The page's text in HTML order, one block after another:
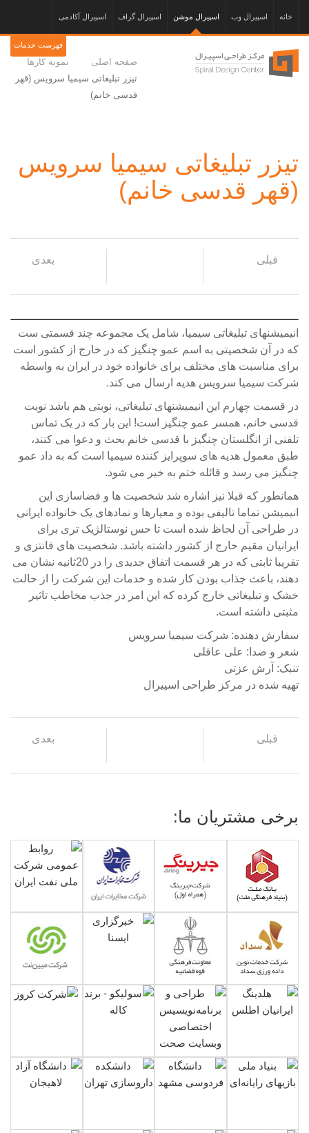
خانه اسپیرال وب اسپیرال موشن اسپیرال گراف اسپیرال آکادمی
فهرست خدمات
صفحه اصلی
نمونه کارها
تیزر تبلیغاتی سیمیا سرویس (قهر
قدسی خانم)
تیزر تبلیغاتی سیمیا سرویس
(قهر قدسی خانم)
قبلی بعدی
انیمیشنهای تبلیغاتی سیمیا، شامل یک مجموعه چند قسمتی ست
که در آن شخصیتی به اسم عمو چنگیز که در خارج از کشور است
برای مناسبت های مختلف برای خانواده خود در ایران به واسطه
شرکت سیمیا سرویس هدیه ارسال می کند.
در قسمت چهارم این انیمیشنهای تبلیغاتی، نوبتی هم باشد نوبت
قدسی خانم، همسر عمو چنگیز است! این بار که در یک تماس
تلفنی از انگلستان چنگیز با قدسی خانم بحث و دعوا می کنند،
طبق معمول هدیه های سوپرایز کننده سیمیا است که به داد عمو
چنگیز می رسد و قائله ختم به خیر می شود.
همانطور که قبلا نیز اشاره شد شخصیت ها و فضاسازی این
انیمیشن تماما تالیفی بوده و معیارها و نمادهای یک خانواده ایرانی
در طراحی آن لحاظ شده است تا حس نوستالژیک تری برای
ایرانیان مقیم خارج از کشور داشته باشد. شخصیت های فانتزی و
تقریبا ثابتی که در هر قسمت اتفاق جدیدی را در 20ثانیه نشان می
دهند، باعث جذاب بودن کار شده و خدمات این شرکت را از حالت
خشک و تبلیغاتی خارج کرده که این امر در جذب مخاطب تاثیر
مثبتی داشته است.
سفارش دهنده: شرکت سیمیا سرویس
شعر و صدا: علی عاقلی
تنبک: آرش عزتی
تهیه شده در مرکز طراحی اسپیرال
قبلی بعدی
برخی مشتریان ما: